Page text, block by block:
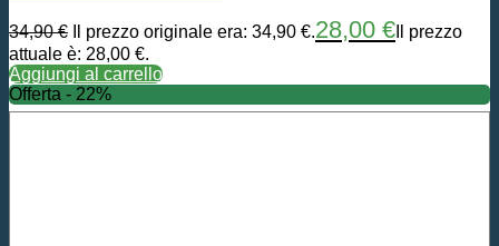
34,90€ Il prezzo originale era: 34,90 €.28,00 € Il prezzo
attuale è: 28,00 €.
Aggiungi al carrello
Offerta - 22%